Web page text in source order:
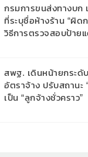
กรมการขนส่งทางบก
ที่ระบุชื่อห้างร้าน “ผิด
วิธีการตรวจสอบป้าย
สพฐ. เดินหน้ายกระ
อัตราจ้าง ปรับสถานะ
เป็น “ลูกจ้างชั่วคราว”